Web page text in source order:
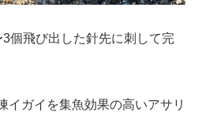
個飛び出した針先に刺して完
イガイを集魚効果の高いアサリ